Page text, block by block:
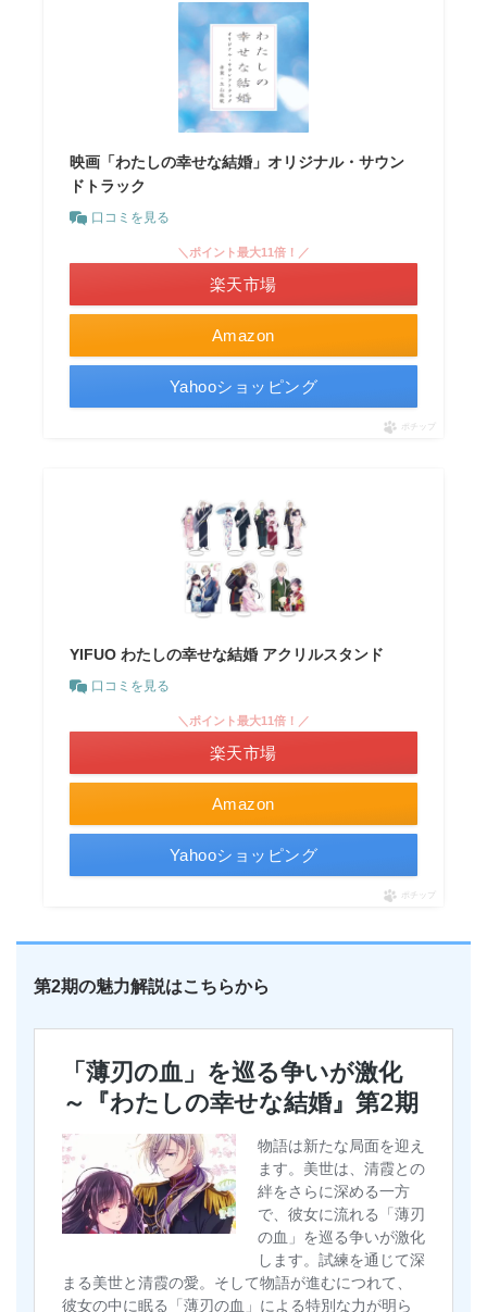
映画「わたしの幸せな結婚」オリジナル・サウン
ドトラック
口コミを見る
Amazon
＼ポイント最大11倍！／
楽天市場
Yahooショッピング
ポチップ
YIFUO わたしの幸せな結婚 アクリルスタンド
口コミを見る
Amazon
＼ポイント最大11倍！／
楽天市場
Yahooショッピング
ポチップ
第2期の魅力解説はこちらから